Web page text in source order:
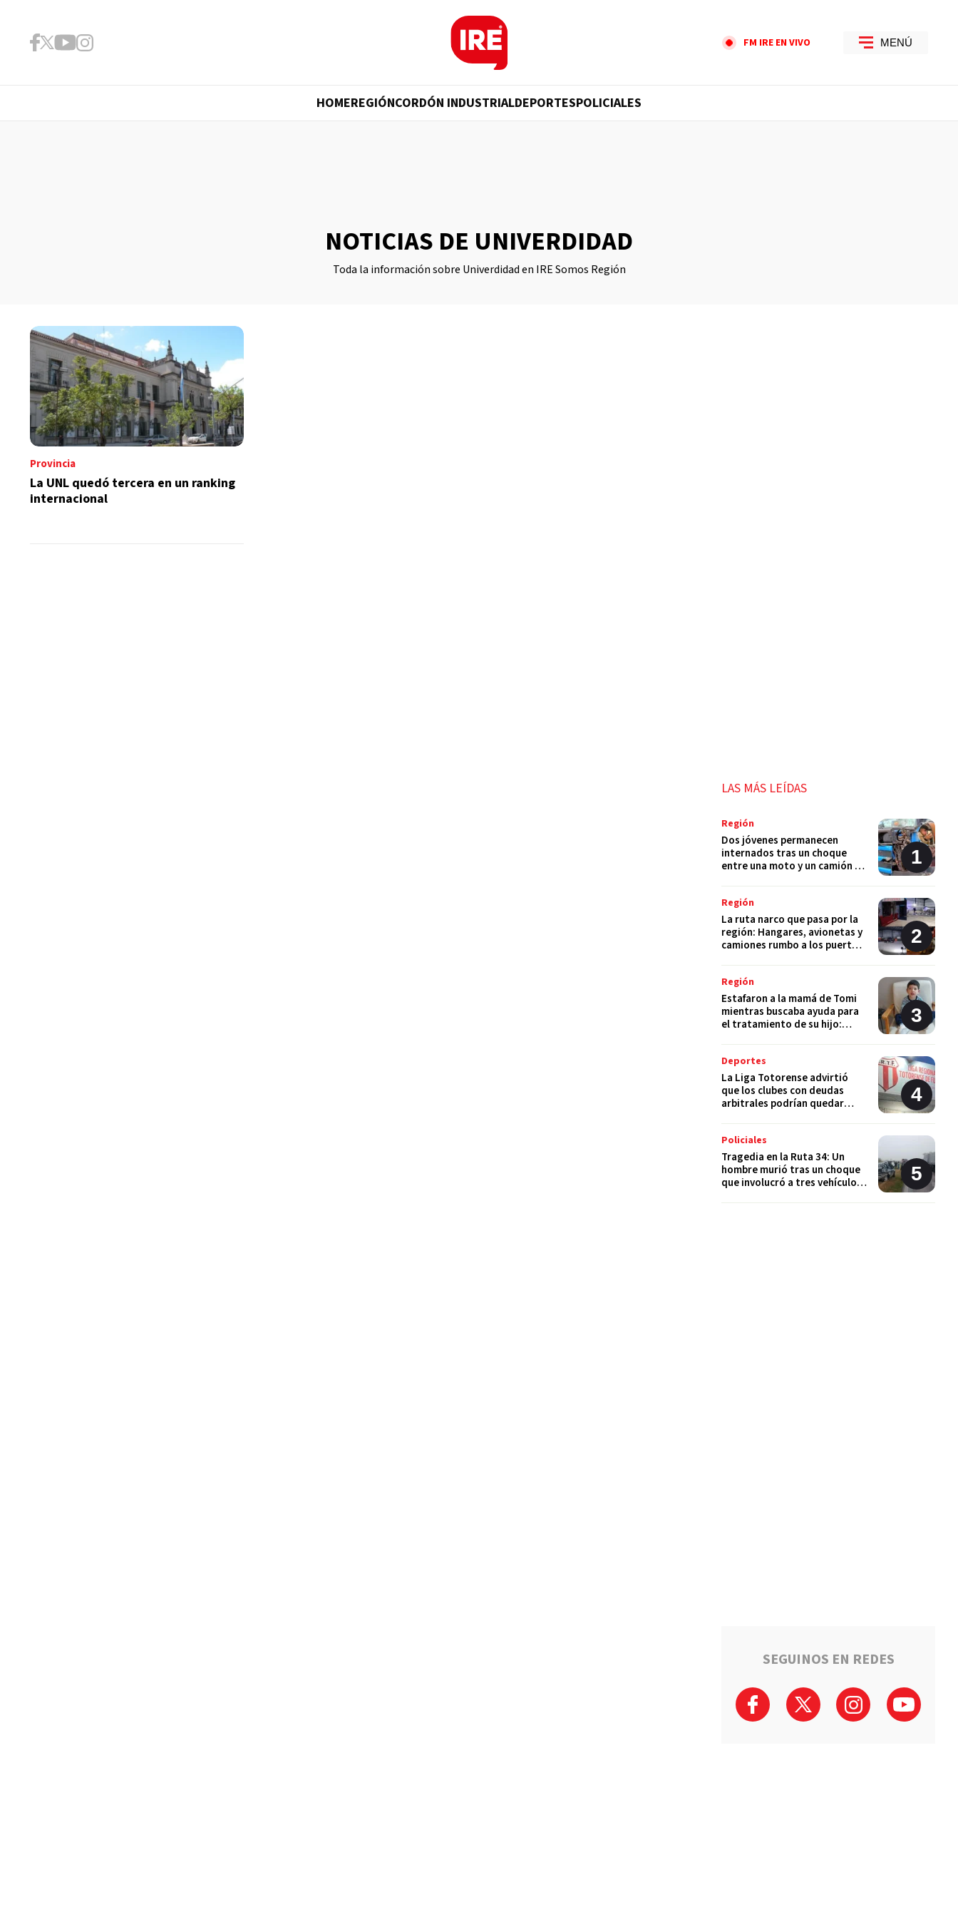
FM IRE EN VIVO MENÚ
HOMEREGIÓNCORDÓN INDUSTRIALDEPORTESPOLICIALES
NOTICIAS DE UNIVERDIDAD
Toda la información sobre Univerdidad en IRE Somos Región
Provincia
La UNL quedó tercera en un ranking
internacional
LAS MÁS LEÍDAS
Región
Dos jóvenes permanecen
internados tras un choque
entre una moto y un camión en
Región
La ruta narco que pasa por la
región: Hangares, avionetas y
camiones rumbo a los puertos
Región
Estafaron a la mamá de Tomi
mientras buscaba ayuda para
el tratamiento de su hijo:
Deportes
La Liga Totorense advirtió
que los clubes con deudas
arbitrales podrían quedar
Policiales
Tragedia en la Ruta 34: Un
hombre murió tras un choque
que involucró a tres vehículos
SEGUINOS EN REDES